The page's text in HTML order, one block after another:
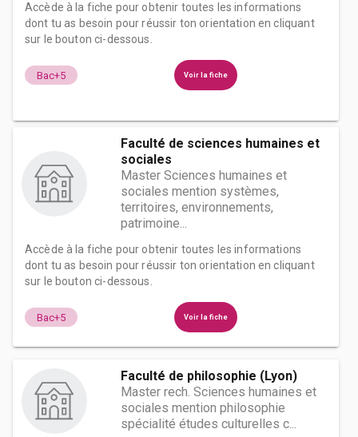
Accède à la fiche pour obtenir toutes les informations
dont tu as besoin pour réussir ton orientation en cliquant
sur le bouton ci-dessous.
Bac+5 Voir la fiche
Faculté de sciences humaines et
sociales
Master Sciences humaines et
sociales mention systèmes,
territoires, environnements,
patrimoine...
Accède à la fiche pour obtenir toutes les informations
dont tu as besoin pour réussir ton orientation en cliquant
sur le bouton ci-dessous.
Bac+5 Voir la fiche
Faculté de philosophie (Lyon)
Master rech. Sciences humaines et
sociales mention philosophie
spécialité études culturelles c...